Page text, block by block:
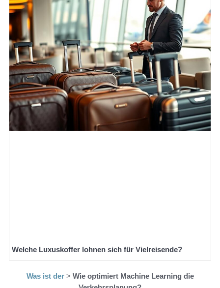
Welche Luxuskoffer lohnen sich für Vielreisende?
Was ist der> Wie optimiert Machine Learning die